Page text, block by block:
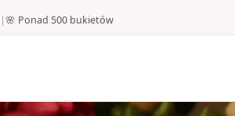
|🌸 Ponad 500 bukietów